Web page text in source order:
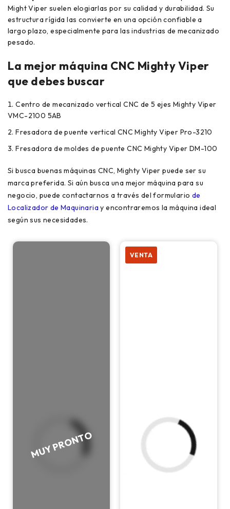
Might Viper suelen elogiarlas por su calidad y durabilidad. Su
estructura rígida las convierte en una opción confiable a
largo plazo, especialmente para las industrias de mecanizado
pesado.
La mejor máquina CNC Mighty Viper
que debes buscar
Centro de mecanizado vertical CNC de 5 ejes Mighty Viper
VMC-2100 5AB
Fresadora de puente vertical CNC Mighty Viper Pro-3210
Fresadora de moldes de puente CNC Mighty Viper DM-100
Si busca buenas máquinas CNC, Mighty Viper puede ser su
marca preferida. Si aún busca una mejor máquina para su
negocio, puede contactarnos a través del formulario de
Localizador de Maquinariay encontraremos la máquina ideal
según sus necesidades.
VENTA